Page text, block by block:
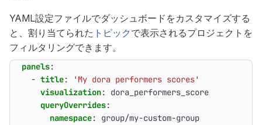
YAML設定ファイルでダッシュボードをカスタマイズする
と、割り当てられた トピック で表示されるプロジェクトを
フィルタリングできます。
panels:
- title:
'My dora performers scores'
visualization:
dora_performers_score
queryOverrides:
namespace:
group/my-custom-group